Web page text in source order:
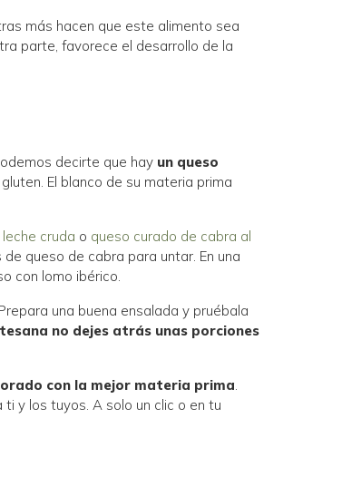
más hacen que este alimento sea
parte, favorece el desarrollo de la
decirte que hay un queso
El blanco de su materia prima
cruda o queso curado de cabra al
queso de cabra para untar. En una
con lomo ibérico.
una buena ensalada y pruébala
no dejes atrás unas porciones
con la mejor materia prima.
y los tuyos. A solo un clic o en tu